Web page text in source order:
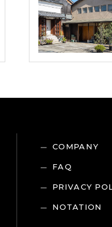
COMPANY
FAQ
PRIVACY
NOTATION